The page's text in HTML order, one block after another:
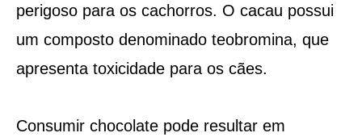
perigoso para os cachorros. O cacau possui
um composto denominado teobromina, que
apresenta toxicidade para os cães.
Consumir chocolate pode resultar em